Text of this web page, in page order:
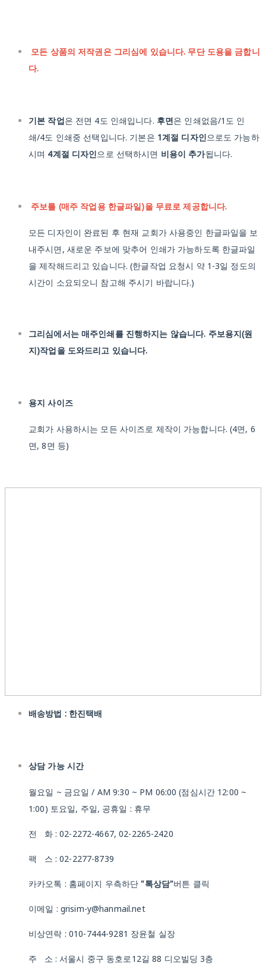
모든 상품의 저작권은 그리심에 있습니다. 무단 도용을 금합니
다.
기본 작업은 전면 4도 인쇄입니다. 후면은 인쇄없음/1도 인
쇄/4도 인쇄중 선택입니다. 기본은 1계절 디자인으로도 가능하
시며 4계절 디자인으로 선택하시면 비용이 추가됩니다.
주보틀 (매주 작업용 한글파일)을 무료로 제공합니다.
모든 디자인이 완료된 후 현재 교회가 사용중인 한글파일을 보
내주시면, 새로운 주보에 맞추어 인쇄가 가능하도록 한글파일
을 제작해드리고 있습니다.(한글작업 요청시 약 1-3일 정도의
시간이 소요되오니 참고해 주시기 바랍니다.)
그리심에서는 매주인쇄를 진행하지는 않습니다. 주보용지(원
지)작업을 도와드리고 있습니다.
용지 사이즈
교회가 사용하시는 모든 사이즈로 제작이 가능합니다.(4면, 6
면, 8면 등)
배송방법 : 한진택배
상담 가능 시간
월요일 ~ 금요일 / AM 9:30 ~ PM 06:00 (점심시간 12:00 ~
1:00) 토요일, 주일, 공휴일 : 휴무
전 화 : 02-2272-4667, 02-2265-2420
팩 스 : 02-2277-8739
카카오톡 : 홈페이지 우측하단 "톡상담"버튼 클릭
이메일 : grisim-y@hanmail.net
비상연락 : 010-7444-9281 장윤철 실장
주 소 : 서울시 중구 동호로12길 88 디오빌딩 3층